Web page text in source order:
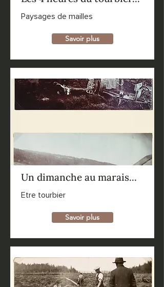
Paysages de mailles
Savoir plus
Un dimanche au marais...
Etre tourbier
Savoir plus